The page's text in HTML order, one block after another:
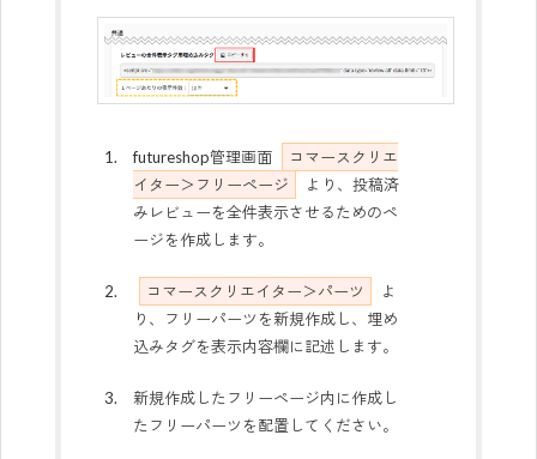
futureshop管理画面
コマースクリエ
イター＞フリーページ
より、投稿済
みレビューを全件表示させるためのペ
ージを作成します。
コマースクリエイター＞パーツ
よ
り、フリーパーツを新規作成し、埋め
込みタグを表示内容欄に記述します。
新規作成したフリーページ内に作成し
たフリーパーツを配置してください。